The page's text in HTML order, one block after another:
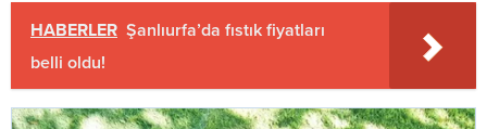
HABERLER Şanlıurfa’da fıstık fiyatları
belli oldu!